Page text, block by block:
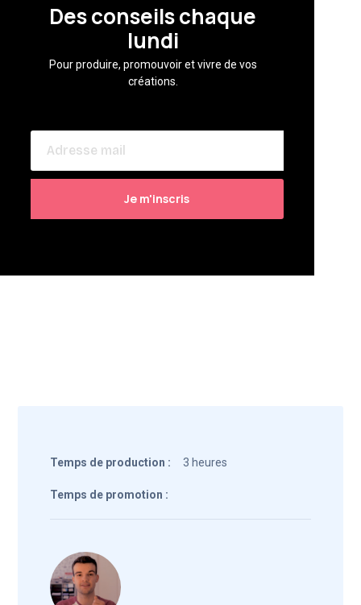
Des conseils chaque
lundi
Pour produire, promouvoir et vivre de vos
créations.
Temps de production : 3 heures
Temps de promotion :